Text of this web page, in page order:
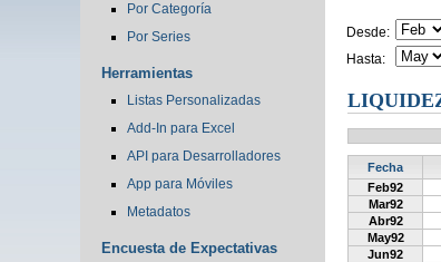
Por Categoría
Por Series
Herramientas
Listas Personalizadas
Add-In para Excel
API para Desarrolladores
App para Móviles
Metadatos
Encuesta de Expectativas
Desde:
Hasta:
Fecha
Feb92
Mar92
Abr92
May92
Jun92